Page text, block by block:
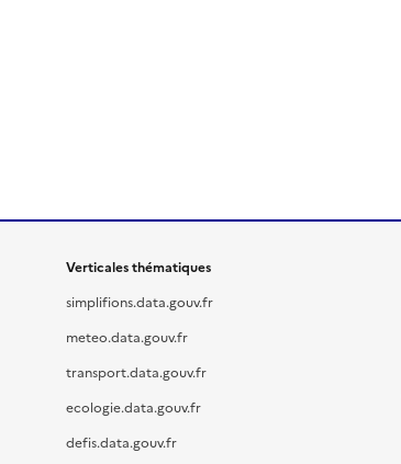
Verticales thématiques
simplifions.data.gouv.fr
meteo.data.gouv.fr
transport.data.gouv.fr
ecologie.data.gouv.fr
defis.data.gouv.fr